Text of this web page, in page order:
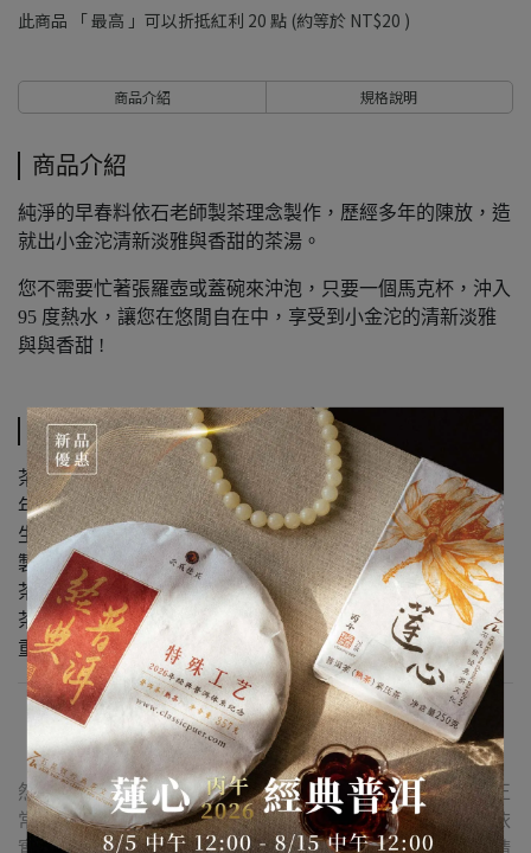
此商品 「 最高 」可以折抵紅利 20 點 (約等於 NT$20 )
商品介紹 規格說明
商品介紹
純淨的早春料依石老師製茶理念製作，歷經多年的陳放，造
就出小金沱清新淡雅與香甜的茶湯。
您不需要忙著張羅壺或蓋碗來沖泡，只要一個馬克杯，沖入
95 度熱水，讓您在悠閒自在中，享受到小金沱的清新淡雅
與與香甜 !
規格說明
茶品名稱：遇見~小金沱（38 入袋裝）
年份：2014 年
生長型態：生態茶
製程：特殊工藝（僅作萎凋與乾燥）
茶菁顏色：黃褐色
茶區：福鼎
重量：220g±5g/袋
【購買須知】
· 茶品外包裝：因倉儲環境影響，普洱茶外包紙張出現自
然陳化之輕微破損、茶漬斑駁或茶油暈染等痕跡，屬陳化正
常情況。本公司將盡可能以包裝美觀品項優先出貨，具體依
實際倉儲狀態為準，完美主義及對外觀保存度高要求者，請